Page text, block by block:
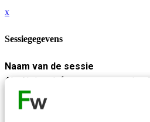
x
Sessiegegevens
Naam van de sessie
Als AI de telefoon opneemt: voice
Beschrijving